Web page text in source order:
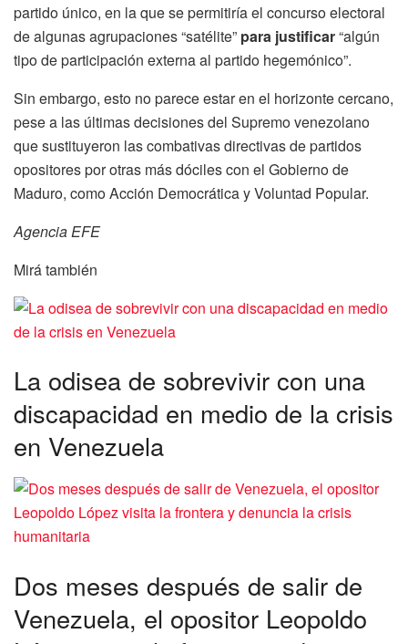
partido único, en la que se permitiría el concurso electoral
de algunas agrupaciones “satélite” para justificar“algún
tipo de participación externa al partido hegemónico”.
Sin embargo, esto no parece estar en el horizonte cercano,
pese a las últimas decisiones del Supremo venezolano
que sustituyeron las combativas directivas de partidos
opositores por otras más dóciles con el Gobierno de
Maduro, como Acción Democrática y Voluntad Popular.
Agencia EFE
Mirá también
La odisea de sobrevivir con una
discapacidad en medio de la crisis
en Venezuela
Dos meses después de salir de
Venezuela, el opositor Leopoldo